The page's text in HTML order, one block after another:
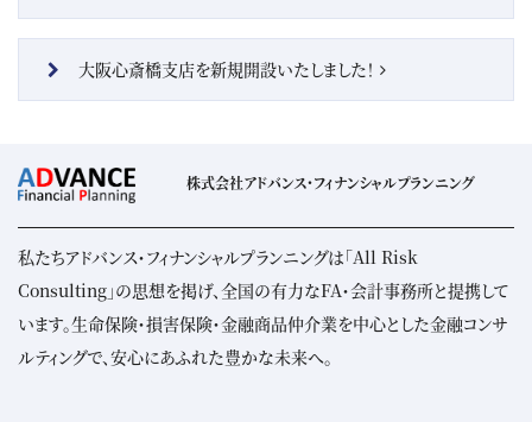
大阪心斎橋支店を新規開設いたしました！
株式会社アドバンス・フィナンシャルプランニング
私たちアドバンス・フィナンシャルプランニングは「All Risk
Consulting」の思想を掲げ、全国の有力なFA・会計事務所と提携して
います。生命保険・損害保険・金融商品仲介業を中心とした金融コンサ
ルティングで、安心にあふれた豊かな未来へ。